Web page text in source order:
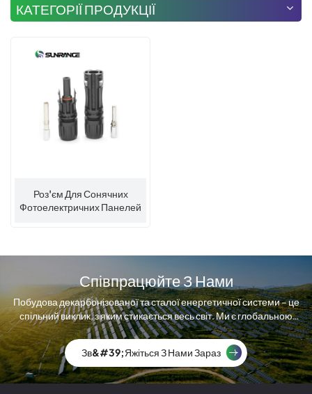
КАТЕГОРІЇ ПРОДУКЦІЇ
Роз'єм Для Сонячних
Фотоелектричних Панелей
Співпрацюйте З Нами
Побудова декарбонізованої та сталої енергетичної системи – це
спільний виклик, з яким стикається весь світ. Ми є глобальною
компанією з виробництва сонячних модулів.
Зв&#39;яжіться З Нами Зараз